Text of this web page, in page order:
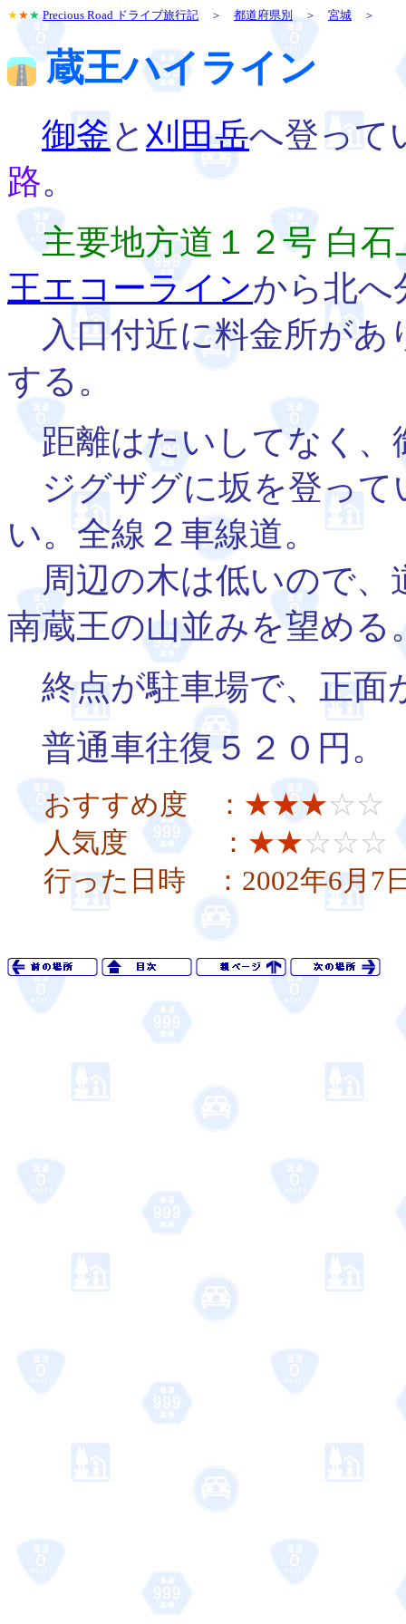
★★★ Precious Road ドライブ旅行記 ＞ 都道府県別＞ 宮城 ＞
蔵王ハイライン
御釜と 刈田岳へ登って
路。
主要地方道１２号 白石
王エコーラインから北へ
入口付近に料金所があ
する。
距離はたいしてなく、
ジグザグに坂を登って
い。全線２車線道。
周辺の木は低いので、
南蔵王の山並みを望める
終点が駐車場で、正面
普通車往復５２０円。
おすすめ度 ： ★★★☆☆
人気度 ： ★★☆☆☆
行った日時 ：2002年6月7